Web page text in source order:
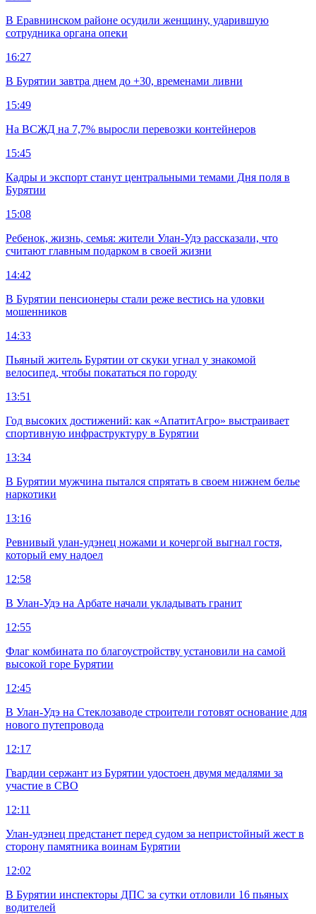
В Еравнинском районе осудили женщину, ударившую
сотрудника органа опеки
16:27
В Бурятии завтра днем до +30, временами ливни
15:49
На ВСЖД на 7,7% выросли перевозки контейнеров
15:45
Кадры и экспорт станут центральными темами Дня поля в
Бурятии
15:08
Ребенок, жизнь, семья: жители Улан-Удэ рассказали, что
считают главным подарком в своей жизни
14:42
В Бурятии пенсионеры стали реже вестись на уловки
мошенников
14:33
Пьяный житель Бурятии от скуки угнал у знакомой
велосипед, чтобы покататься по городу
13:51
Год высоких достижений: как «АпатитАгро» выстраивает
спортивную инфраструктуру в Бурятии
13:34
В Бурятии мужчина пытался спрятать в своем нижнем белье
наркотики
13:16
Ревнивый улан-удэнец ножами и кочергой выгнал гостя,
который ему надоел
12:58
В Улан-Удэ на Арбате начали укладывать гранит
12:55
Флаг комбината по благоустройству установили на самой
высокой горе Бурятии
12:45
В Улан-Удэ на Стеклозаводе строители готовят основание для
нового путепровода
12:17
Гвардии сержант из Бурятии удостоен двумя медалями за
участие в СВО
12:11
Улан-удэнец предстанет перед судом за непристойный жест в
сторону памятника воинам Бурятии
12:02
В Бурятии инспекторы ДПС за сутки отловили 16 пьяных
водителей